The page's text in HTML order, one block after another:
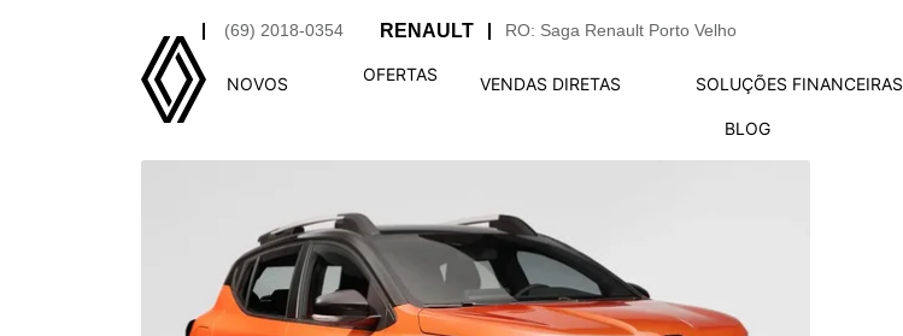
(69) 2018-0354 RO: Saga Renault Porto Velho
NOVOS OFERTAS VENDAS DIRETAS SOLUÇÕES FINANCEIRAS
BLOG